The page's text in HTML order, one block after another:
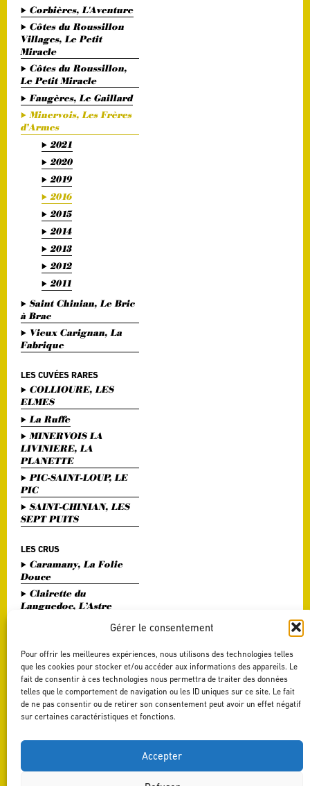
Gérer le consentement
Pour offrir les meilleures expériences, nous utilisons des technologies telles
que les cookies pour stocker et/ou accéder aux informations des appareils. Le
fait de consentir à ces technologies nous permettra de traiter des données
telles que le comportement de navigation ou les ID uniques sur ce site. Le fait
de ne pas consentir ou de retirer son consentement peut avoir un effet négatif
sur certaines caractéristiques et fonctions.
Accepter
Corbières, L'Aventure
Côtes du Roussillon
Villages, Le Petit
Miracle
Côtes du Roussillon,
Le Petit Miracle
Faugères, Le Gaillard
Minervois, Les Frères
d’Armes
2021
2020
2019
2016
2015
2014
2013
2012
2011
Saint Chinian, Le Bric
à Brac
Vieux Carignan, La
Fabrique
LES CUVÉES RARES
COLLIOURE, LES
ELMES
La Ruffe
MINERVOIS LA
LIVINIERE, LA
PLANETTE
PIC-SAINT-LOUP, LE
PIC
SAINT-CHINIAN, LES
SEPT PUITS
LES CRUS
Caramany, La Folie
Douce
Clairette du
Languedoc, L’Astre
Haute Vallée de l'Orb,
Pézenas, Entre Amis
Saint Chinian, Le
Saint Festin Blanc
Terrasses du Larzac,
L'Art du Vers
Terrasses du Larzac,